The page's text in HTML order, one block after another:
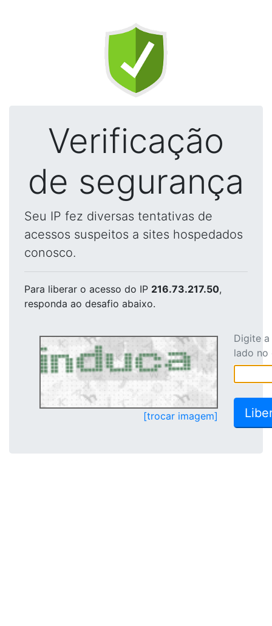
Verificação
de segurança
Seu IP fez diversas tentativas de
acessos suspeitos a sites hospedados
conosco.
Para liberar o acesso do IP 216.73.217.50,
responda ao desafio abaixo.
[trocar imagem]
Digite
lado no